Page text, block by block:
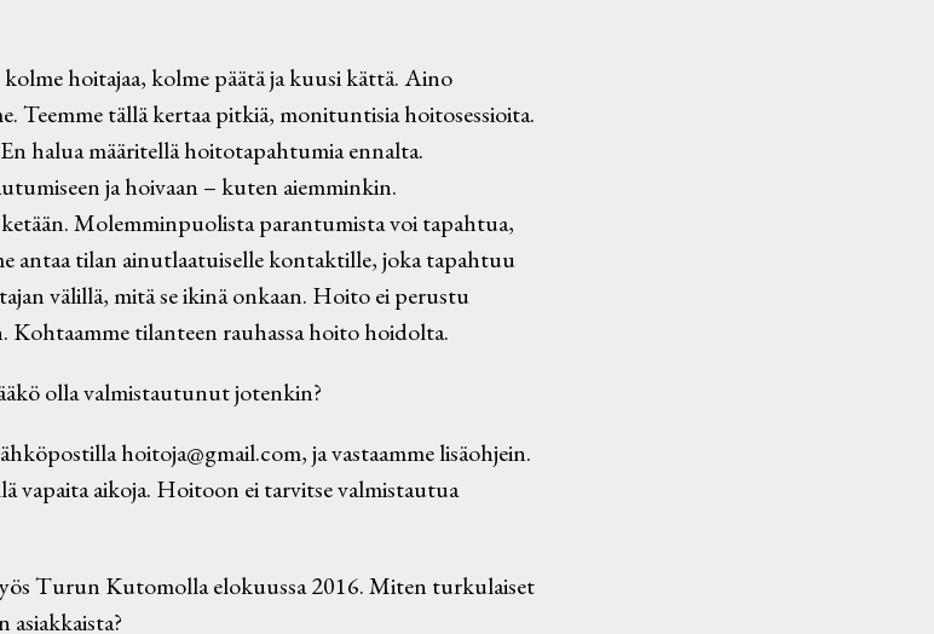
hoitajaa, kolme päätä ja kuusi kättä. Aino
Teemme tällä kertaa pitkiä, monituntisia hoitosessioita.
halua määritellä hoitotapahtumia ennalta.
ja hoivaan – kuten aiemminkin.
Molemminpuolista parantumista voi tapahtua,
antaa tilan ainutlaatuiselle kontaktille, joka tapahtuu
välillä, mitä se ikinä onkaan. Hoito ei perustu
tilanteen rauhassa hoito hoidolta.
olla valmistautunut jotenkin?
hoitoja@gmail.com, ja vastaamme lisäohjein.
vapaita aikoja. Hoitoon ei tarvitse valmistautua
Turun Kutomolla elokuussa 2016. Miten turkulaiset
asiakkaista?